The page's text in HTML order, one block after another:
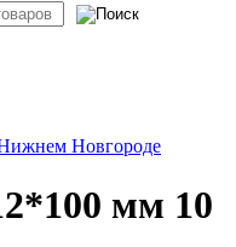
мм 10